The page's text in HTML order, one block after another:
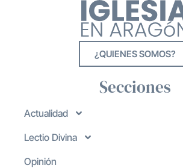
¿QUIENES SOMOS?
Secciones
Actualidad
Lectio Divina
Opinión